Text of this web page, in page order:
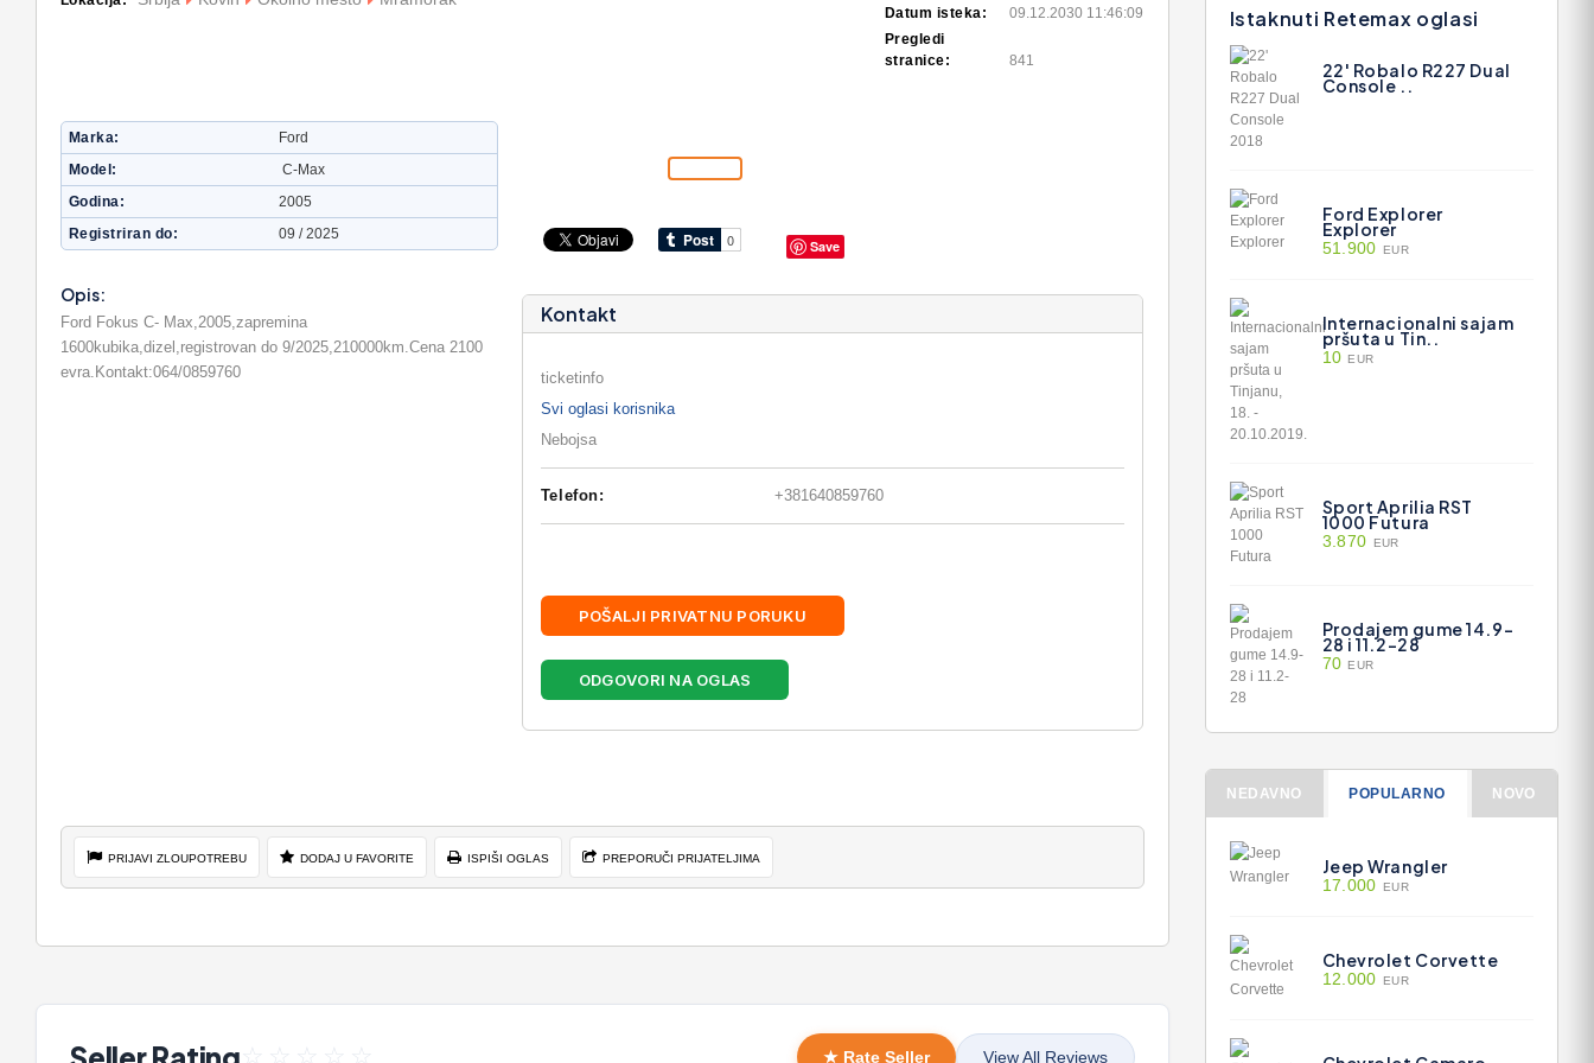
Datum isteka:
09.12.2030 11:46:09
Pregledi
stranice:
841
Marka
Ford
Model
C-Max
Godina
2005
Registriran do
09 / 2025
Opis:
Ford Fokus C- Max,2005,zapremina
1600kubika,dizel,registrovan do 9/2025,210000km.Cena 2100
evra.Kontakt:064/0859760
Save
Kontakt
ticketinfo
Svi oglasi korisnika
Nebojsa
Telefon: +381640859760
POŠALJI PRIVATNU PORUKU
ODGOVORI NA OGLAS
PRIJAVI ZLOUPOTREBU DODAJ U FAVORITE ISPIŠI OGLAS PREPORUČI PRIJATELJIMA
☆ ☆ ☆ ☆ ☆ ★ Rate Seller View All Reviews
Istaknuti Retemax oglasi
22' Robalo R227 Dual
Console ..
Ford Explorer
Explorer
51.900 EUR
Internacionalni sajam
pršuta u Tin..
10 EUR
Sport Aprilia RST
1000 Futura
3.870 EUR
Prodajem gume 14.9-
28 i 11.2-28
70 EUR
NEDAVNO POPULARNO NOVO
Jeep Wrangler
17.000 EUR
Chevrolet Corvette
12.000 EUR